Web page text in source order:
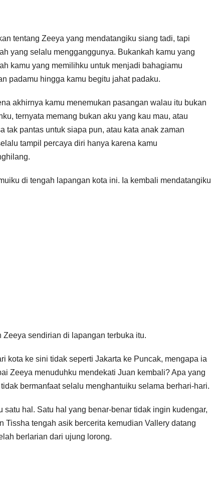
tentang Zeeya yang mendatangiku siang tadi, tapi
yang selalu mengganggunya. Bukankah kamu yang
kamu yang memilihku untuk menjadi bahagiamu
padamu hingga kamu begitu jahat padaku.
akhirnya kamu menemukan pasangan walau itu bukan
ternyata memang bukan aku yang kau mau, atau
tak pantas untuk siapa pun, atau kata anak zaman
tampil percaya diri hanya karena kamu
di tengah lapangan kota ini. Ia kembali mendatangiku
sendirian di lapangan terbuka itu.
kota ke sini tidak seperti Jakarta ke Puncak, mengapa ia
Zeeya menuduhku mendekati Juan kembali? Apa yang
bermanfaat selalu menghantuiku selama berhari-hari.
hal. Satu hal yang benar-benar tidak ingin kudengar,
Tissha tengah asik bercerita kemudian Vallery datang
berlarian dari ujung lorong.